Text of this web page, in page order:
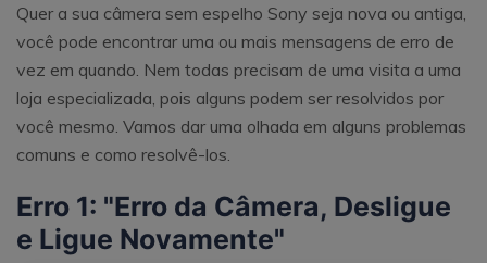
Outros Produtos
Repairit - Reparar Dados
UBackit - Backup de Dados
Quer a sua câmera sem espelho Sony seja nova ou antiga,
você pode encontrar uma ou mais mensagens de erro de
vez em quando. Nem todas precisam de uma visita a uma
loja especializada, pois alguns podem ser resolvidos por
você mesmo. Vamos dar uma olhada em alguns problemas
comuns e como resolvê-los.
Erro 1: "Erro da Câmera, Desligue
e Ligue Novamente"